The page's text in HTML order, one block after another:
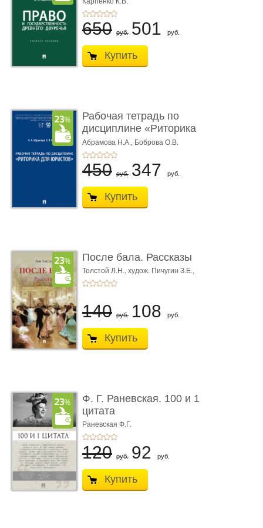
...
650 руб. 501 руб.
Купить
Рабочая тетрадь по
дисциплине «Риторика
для ю� ...
Абрамова Н.А., Боброва О.В.
450 руб. 347 руб.
Купить
После бала. Рассказы
Толстой Л.Н., худож. Пичугин З.Е.,
худож. Лебедев А.И.,
140 руб. 108 руб.
Купить
Ф. Г. Раневская. 100 и 1
цитата
Раневская Ф.Г.
120 руб. 92 руб.
Купить